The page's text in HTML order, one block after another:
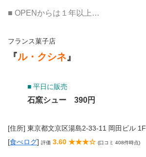
■ OPENからは１年以上…
フランス菓子店
『ル・クシネ』
■ 平日に販売
石窯シュー 390円
[住所] 東京都文京区湯島2-33-11 岡田ビル 1F
[食べログ] 評価 3.60 ★★★☆ (口コミ 408件時点)